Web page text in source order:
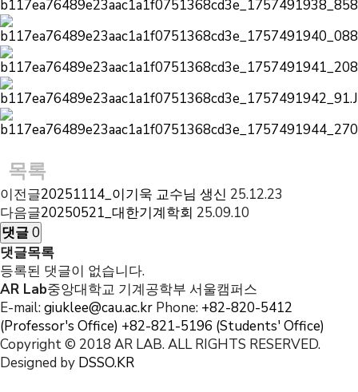
목록
이전글20251114_이기욱 교수님 생신 25.12.23
다음글20250521_대한기계학회 25.09.10
댓글0
댓글목록
등록된 댓글이 없습니다.
AR Lab중앙대학교 기계공학부 서울캠퍼스
E-mail:giuklee@cau.ac.kr Phone: +82-820-5412
(Professor's Office) +82-821-5196 (Students' Office)
Copyright © 2018 AR LAB. ALL RIGHTS RESERVED.
Designed by DSSO.KR